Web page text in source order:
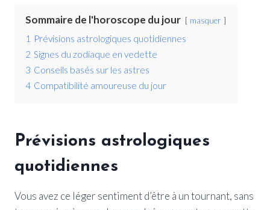
Sommaire de l'horoscope du jour masquer
1 Prévisions astrologiques quotidiennes
2 Signes du zodiaque en vedette
3 Conseils basés sur les astres
4 Compatibilité amoureuse du jour
Prévisions astrologiques
quotidiennes
Vous avez ce léger sentiment d’être à un tournant, sans